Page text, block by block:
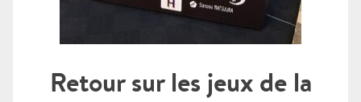
Retour sur les jeux de la